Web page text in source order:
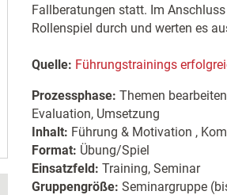
Fallberatungen statt. Im
Rollenspiel durch und werten es
Quelle: Führungstrainings
Prozessphase: Themen
Evaluation, Umsetzung
Inhalt: Führung & Motivation ,
Format: Übung/Spiel
Einsatzfeld: Training, Seminar
Gruppengröße: Seminargruppe